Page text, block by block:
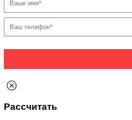
Рассчитать